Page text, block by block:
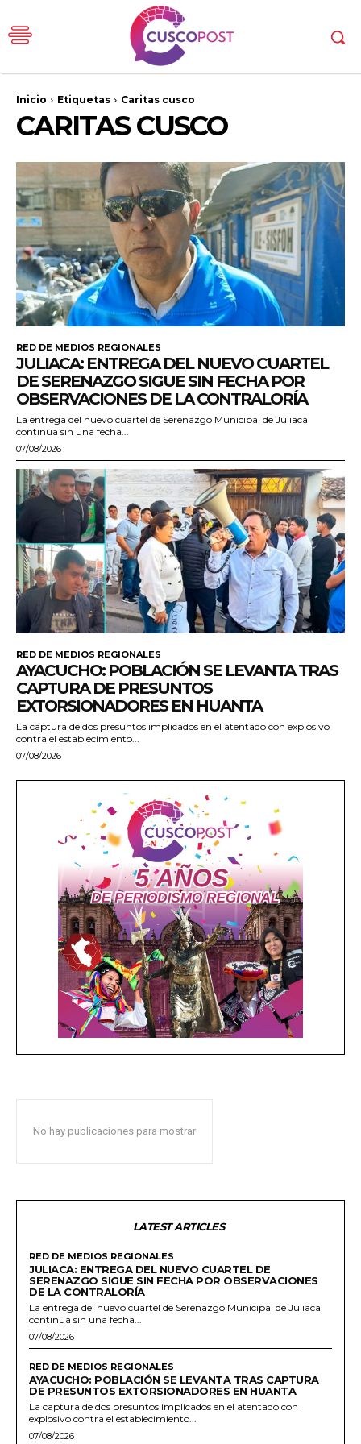
Inicio Etiquetas Caritas cusco
CARITAS CUSCO
RED DE MEDIOS REGIONALES
JULIACA: ENTREGA DEL NUEVO CUARTEL
DE SERENAZGO SIGUE SIN FECHA POR
OBSERVACIONES DE LA CONTRALORÍA
La entrega del nuevo cuartel de Serenazgo Municipal de Juliaca
continúa sin una fecha...
07/08/2026
RED DE MEDIOS REGIONALES
AYACUCHO: POBLACIÓN SE LEVANTA TRAS
CAPTURA DE PRESUNTOS
EXTORSIONADORES EN HUANTA
La captura de dos presuntos implicados en el atentado con explosivo
contra el establecimiento...
07/08/2026
No hay publicaciones para mostrar
LATEST ARTICLES
RED DE MEDIOS REGIONALES
JULIACA: ENTREGA DEL NUEVO CUARTEL DE
SERENAZGO SIGUE SIN FECHA POR OBSERVACIONES
DE LA CONTRALORÍA
La entrega del nuevo cuartel de Serenazgo Municipal de Juliaca
continúa sin una fecha...
07/08/2026
RED DE MEDIOS REGIONALES
AYACUCHO: POBLACIÓN SE LEVANTA TRAS CAPTURA
DE PRESUNTOS EXTORSIONADORES EN HUANTA
La captura de dos presuntos implicados en el atentado con
explosivo contra el establecimiento...
07/08/2026